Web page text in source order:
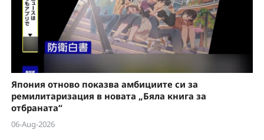
Япония отново показва амбициите си за
ремилитаризация в новата „Бяла книга за
отбраната“
06-Aug-2026